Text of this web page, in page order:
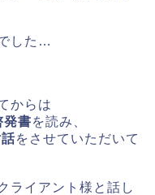
した…
からは
発書を読み、
をさせていただいて
ライアント様と話し